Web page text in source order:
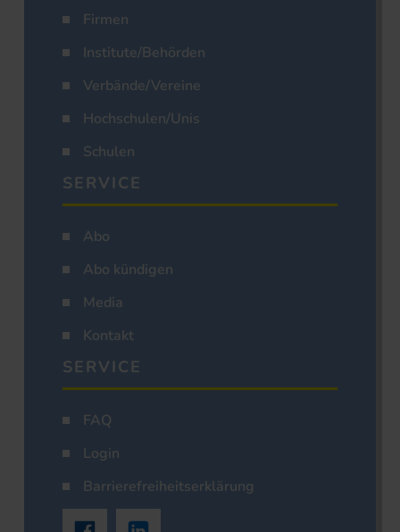
Firmen
Institute/Behörden
Verbände/Vereine
Hochschulen/Unis
Schulen
SERVICE
Abo
Abo kündigen
Media
Kontakt
SERVICE
FAQ
Login
Barrierefreiheitserklärung